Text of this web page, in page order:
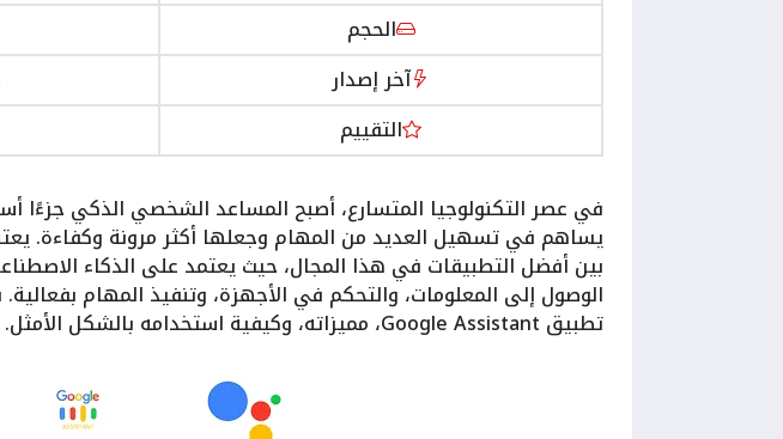
الحجم
آخر إصدار
التقييم
في عصر التكنولوجيا المتسارع، أصبح المساعد الشخصي الذكي جزءًا
يساهم في تسهيل العديد من المهام وجعلها أكثر مرونة وكفاءة.
بين أفضل التطبيقات في هذا المجال، حيث يعتمد على الذكاء
الوصول إلى المعلومات، والتحكم في الأجهزة، وتنفيذ المهام
تطبيق Google Assistant، مميزاته، وكيفية استخدامه بالشكل الأمثل.